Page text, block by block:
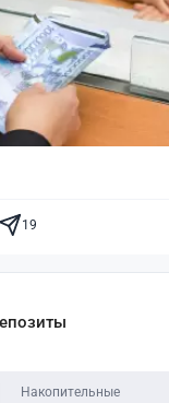
19
Накопительные